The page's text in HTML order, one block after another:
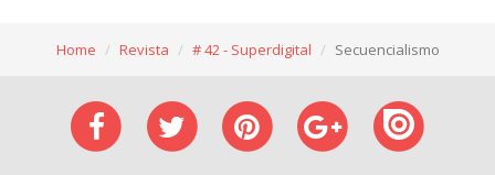
Home Revista # 42 - Superdigital Secuencialismo